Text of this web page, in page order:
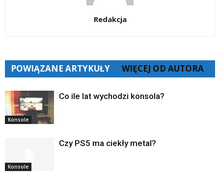
Redakcja
POWIĄZANE ARTYKUŁY WIĘCEJ OD AUTORA
Konsole
Co ile lat wychodzi konsola?
Konsole
Czy PS5 ma ciekły metal?